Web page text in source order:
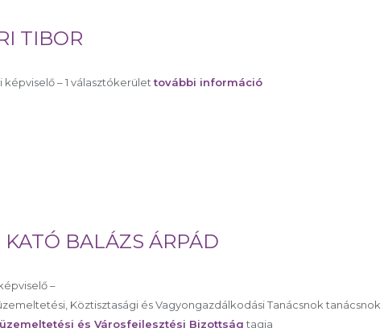
TIBOR
képviselő – 1 választókerülettovábbi információ
KATÓ BALÁZS ÁRPÁD
–
Köztisztasági és Vagyongazdálkodási Tanácsnok tanácsnok
és Városfejlesztési Bizottságtagja